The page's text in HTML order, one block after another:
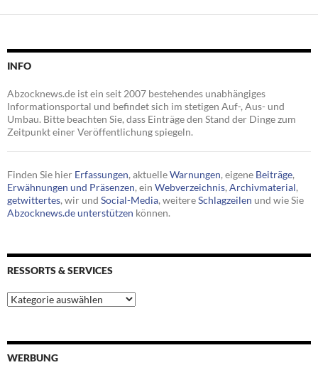
INFO
Abzocknews.de ist ein seit 2007 bestehendes unabhängiges
Informationsportal und befindet sich im stetigen Auf-, Aus- und
Umbau. Bitte beachten Sie, dass Einträge den Stand der Dinge zum
Zeitpunkt einer Veröffentlichung spiegeln.
Finden Sie hier Erfassungen, aktuelleWarnungen, eigene Beiträge,
Erwähnungen und Präsenzen, ein Webverzeichnis, Archivmaterial,
getwittertes, wir und Social-Media, weitereSchlagzeilen und wie Sie
Abzocknews.de unterstützen können.
RESSORTS & SERVICES
Ressorts
&
WERBUNG